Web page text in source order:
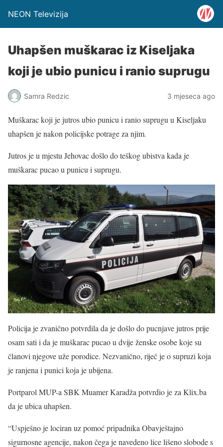
NEON Televizija
Uhapšen muškarac iz Kiseljaka
koji je ubio punicu i ranio suprugu
Samra Redzic 3 mjeseca ago
Muškarac koji je jutros ubio punicu i ranio suprugu u Kiseljaku
uhapšen je nakon policijske potrage za njim.
Jutros je u mjestu Jehovac došlo do teškog ubistva kada je
muškarac pucao u punicu i suprugu.
Policija je zvanično potvrdila da je došlo do pucnjave jutros prije
osam sati i da je muškarac pucao u dvije ženske osobe koje su
članovi njegove uže porodice. Nezvanično, riječ je o supruzi koja
je ranjena i punici koja je ubijena.
Portparol MUP-a SBK Muamer Karadža potvrdio je za Klix.ba
da je ubica uhapšen.
“Uspješno je lociran uz pomoć pripadnika Obavještajno
sigurnosne agencije, nakon čega je navedeno lice lišeno slobode s